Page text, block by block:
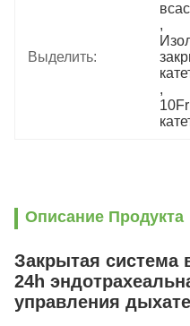
Выделить:
,
,
Описание Продукта
Закрытая система
24h
управления